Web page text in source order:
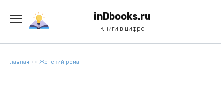
содержанию
inDbooks.ru
Книги в цифре
Главная Женский роман